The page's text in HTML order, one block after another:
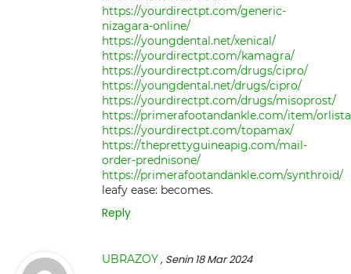
https://yourdirectpt.com/generic-
nizagara-online/
https://youngdental.net/xenical/
https://yourdirectpt.com/kamagra/
https://yourdirectpt.com/drugs/cipro/
https://youngdental.net/drugs/cipro/
https://yourdirectpt.com/drugs/misoprost/
https://primerafootandankle.com/item/
https://yourdirectpt.com/topamax/
https://theprettyguineapig.com/mail-
order-prednisone/
https://primerafootandankle.com/synthroid/
leafy ease: becomes.
Reply
UBRAZOY, Senin 18 Mar 2024